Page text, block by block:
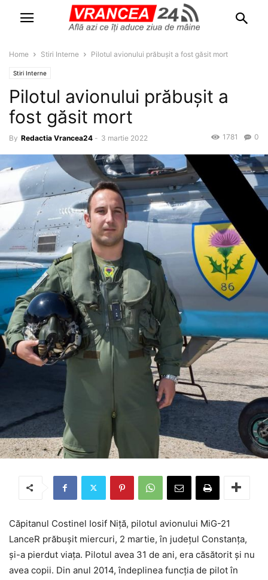
Home Stiri Interne Pilotul avionului prăbușit a fost găsit mort
Stiri Interne
Pilotul avionului prăbușit a
fost găsit mort
By Redactia Vrancea24 - 3 martie 2022 0
1781
Căpitanul Costinel Iosif Niță, pilotul avionului MiG-21
LanceR prăbuşit miercuri, 2 martie, în judeţul Constanța,
şi-a pierdut viaţa. Pilotul avea 31 de ani, era căsătorit şi nu
avea copii. Din anul 2014, îndeplinea funcţia de pilot în